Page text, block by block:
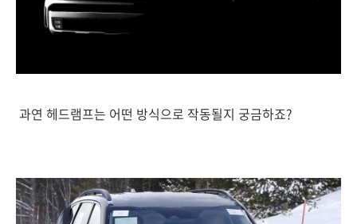
과연 헤드램프는 어떤 방식으로 작동될지 궁금하죠?